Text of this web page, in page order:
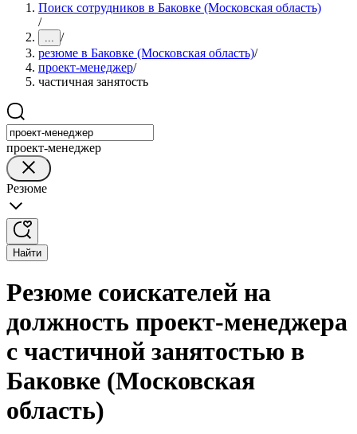
Поиск сотрудников в Баковке (Московская область)
/
... /
резюме в Баковке (Московская область)/
проект-менеджер/
частичная занятость
проект-менеджер
Резюме
Найти
Резюме соискателей на
должность проект-менеджера
с частичной занятостью в
Баковке (Московская
область)